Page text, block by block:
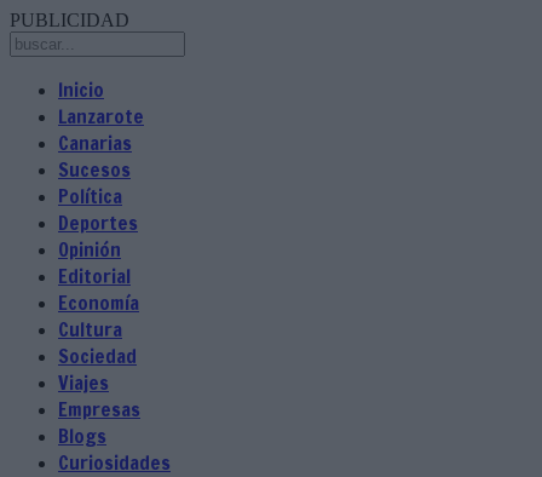
PUBLICIDAD
Inicio
Lanzarote
Canarias
Sucesos
Política
Deportes
Opinión
Editorial
Economía
Cultura
Sociedad
Viajes
Empresas
Blogs
Curiosidades